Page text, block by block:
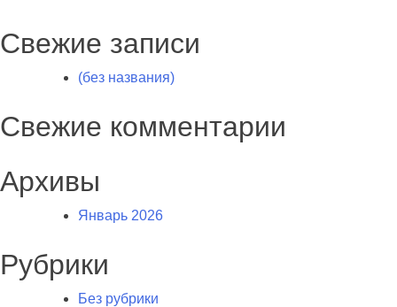
Свежие записи
(без названия)
Свежие комментарии
Архивы
Январь 2026
Рубрики
Без рубрики